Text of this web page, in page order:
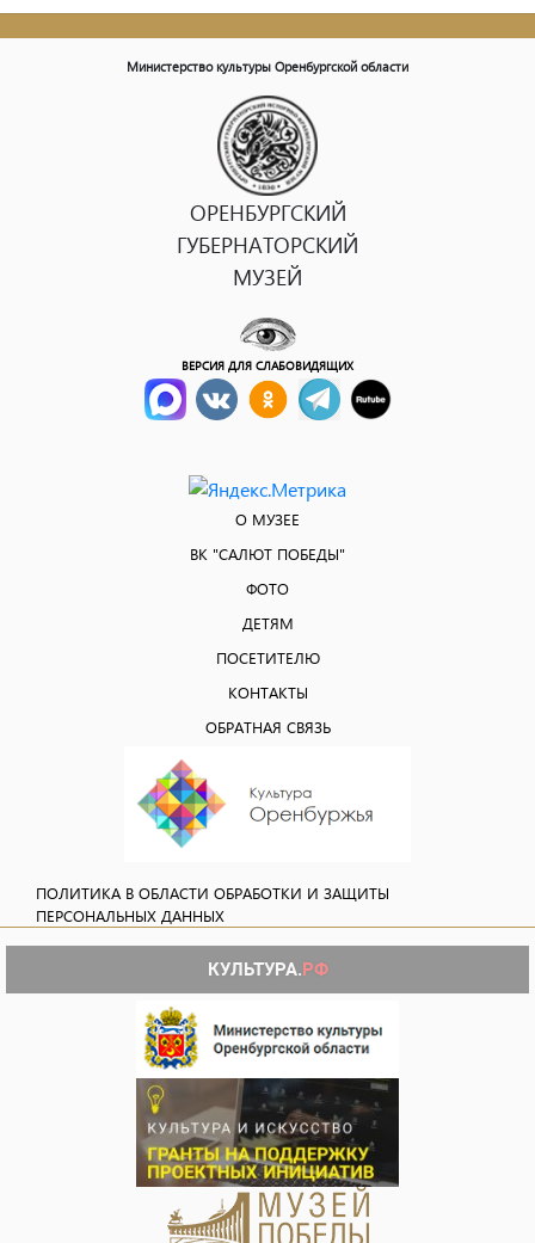
Министерство культуры Оренбургской области
ОРЕНБУРГСКИЙ
ГУБЕРНАТОРСКИЙ
МУЗЕЙ
ВЕРСИЯ ДЛЯ СЛАБОВИДЯЩИХ
О МУЗЕЕ
ВК "САЛЮТ ПОБЕДЫ"
ФОТО
ДЕТЯМ
ПОСЕТИТЕЛЮ
КОНТАКТЫ
ОБРАТНАЯ СВЯЗЬ
ПОЛИТИКА В ОБЛАСТИ ОБРАБОТКИ И ЗАЩИТЫ
ПЕРСОНАЛЬНЫХ ДАННЫХ